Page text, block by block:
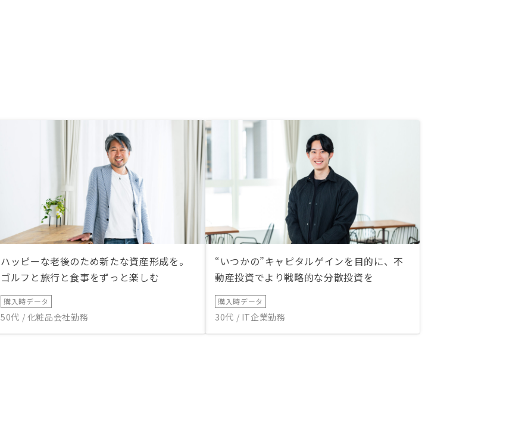
ハッピーな老後のため新たな資産形成を。
ゴルフと旅行と食事をずっと楽しむ
購入時データ
50代 / 化粧品会社勤務
“いつかの”キャピタルゲインを目的に、不
動産投資でより戦略的な分散投資を
購入時データ
30代 / IT企業勤務